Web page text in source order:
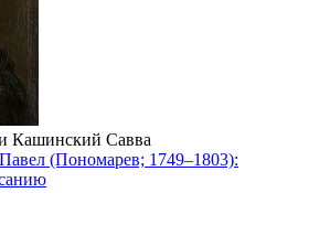
Кашинский Савва
(Пономарев; 1749–1803):